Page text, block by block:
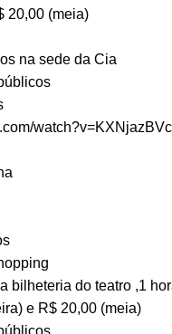
20,00 (meia)
na sede da Cia
bilheteria do teatro ,1
e R$ 20,00 (meia)